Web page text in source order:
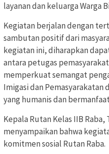
layanan dan keluarga Warga
Kegiatan berjalan dengan
sambutan positif dari
kegiatan ini, diharapkan
antara petugas
memperkuat semangat
Imigasi dan
yang humanis dan
Kepala Rutan Kelas IIB Raba,
menyampaikan bahwa
komitmen sosial Rutan Raba.